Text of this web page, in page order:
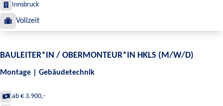
Innsbruck
Vollzeit
BAULEITER*IN / OBERMONTEUR*IN HKLS (M/W/D)
Montage | Gebäudetechnik
ab € 3.900,-